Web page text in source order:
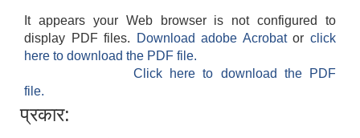
It appears your Web browser is not configured to
display PDF files.
Download adobe Acrobatorclick
here to download the PDF file.
Click here to download the PDF
file.
प्रकार: